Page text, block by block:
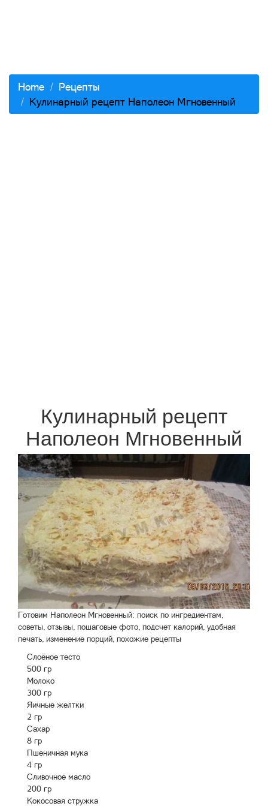
Home
Рецепты
Кулинарный рецепт Наполеон Мгновенный
Кулинарный рецепт
Наполеон Мгновенный
Готовим Наполеон Мгновенный: поиск по ингредиентам,
советы, отзывы, пошаговые фото, подсчет калорий, удобная
печать, изменение порций, похожие рецепты
Слоёное тесто
500 гр
Молоко
300 гр
Яичные желтки
2 гр
Сахар
8 гр
Пшеничная мука
4 гр
Сливочное масло
200 гр
Кокосовая стружка